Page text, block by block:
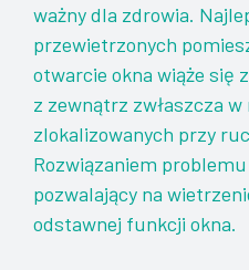
ważny dla zdrowia.
przewietrzonych
otwarcie okna wiąże się
z zewnątrz zwłaszcza
zlokalizowanych przy
Rozwiązaniem
pozwalający na
odstawnej funkcji okna.